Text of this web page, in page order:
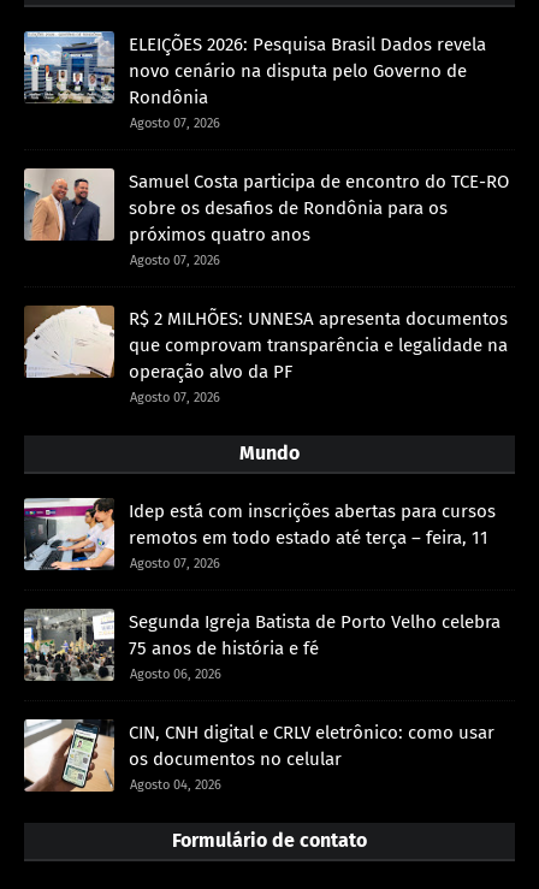
ELEIÇÕES 2026: Pesquisa Brasil Dados revela
novo cenário na disputa pelo Governo de
Rondônia
Agosto 07, 2026
Samuel Costa participa de encontro do TCE-RO
sobre os desafios de Rondônia para os
próximos quatro anos
Agosto 07, 2026
R$ 2 MILHÕES: UNNESA apresenta documentos
que comprovam transparência e legalidade na
operação alvo da PF
Agosto 07, 2026
Mundo
Idep está com inscrições abertas para cursos
remotos em todo estado até terça – feira, 11
Agosto 07, 2026
Segunda Igreja Batista de Porto Velho celebra
75 anos de história e fé
Agosto 06, 2026
CIN, CNH digital e CRLV eletrônico: como usar
os documentos no celular
Agosto 04, 2026
Formulário de contato